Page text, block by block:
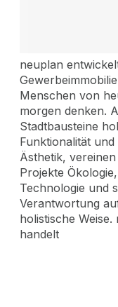
neuplan
Menschen von
morgen denken.
Stadtbausteine
Funktionalität
Ästhetik,
Projekte Ökologie,
Technologie und
Verantwortung
holistische Weise.
handelt